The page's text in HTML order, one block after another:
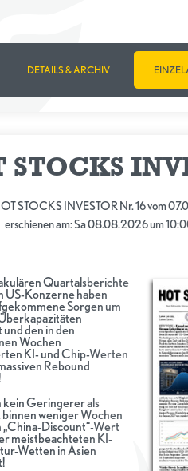
DETAILS & ARCHIV
STOCKS
STOCKS INVESTOR Nr. 16 vom
erschienen am: Sa 08.08.2026 um
Quartalsberichte
US-Konzerne haben
Sorgen um
den in den
Wochen
KI- und Chip-Werten
Rebound
kein Geringerer als
weniger Wochen
„China-Discount“-Wert
meistbeachteten KI-
Wetten in Asien